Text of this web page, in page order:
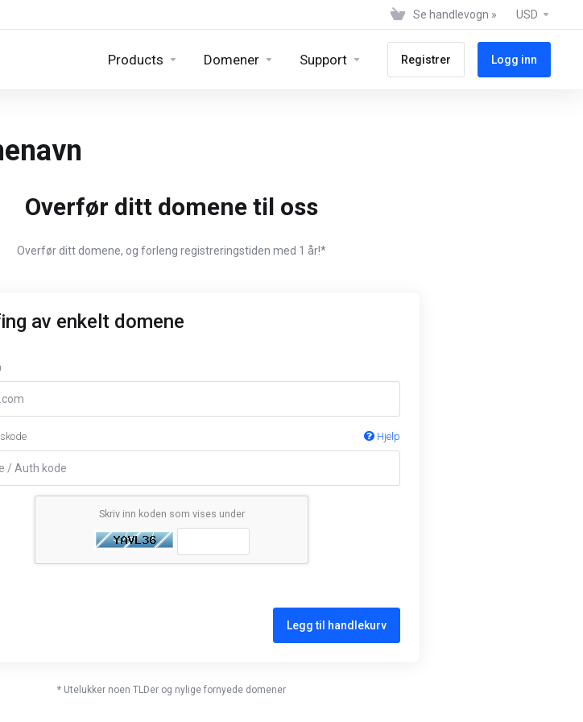
Se handlevogn » USD
Products Domener Support Registrer Logg inn
Overfør ditt domene til oss
Overfør ditt domene, og forleng registreringstiden med 1 år!*
av enkelt domene
Hjelp
Skriv inn koden som vises under
Legg til handlekurv
* Utelukker noen TLDer og nylige fornyede domener